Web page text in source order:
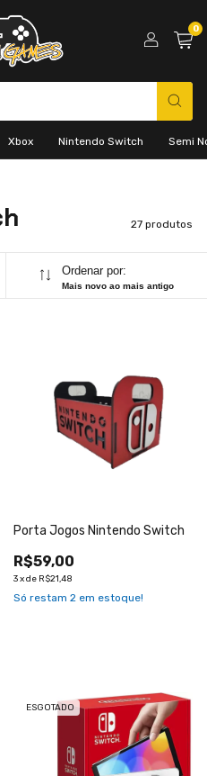
0
Xbox Nintendo Switch Semi
27 produtos
Ordenar por:
Mais novo ao mais antigo
Porta Jogos Nintendo Switch
R$59,00
3xde R$21,48
Só restam 2 em estoque!
ESGOTADO